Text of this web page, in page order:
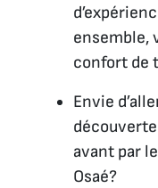
ensemble,
confort de
Envie
avant par
Osaé?